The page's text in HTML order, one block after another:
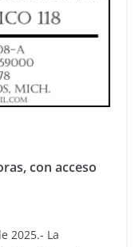
con acceso
2025.- La